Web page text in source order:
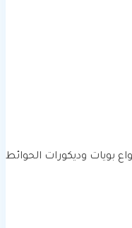
وديكورات الحوائط